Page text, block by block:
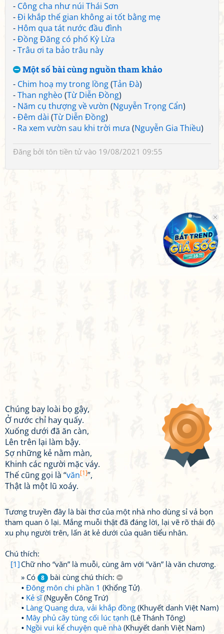
- Công cha như núi Thái Sơn
-Đi khắp thế gian không ai tốt bằng mẹ
- Hôm qua tát nước đầu đình
-Đồng Đăng có phố Kỳ Lừa
-Trâu ơi ta bảo trâu này
Một số bài cùng nguồn tham khảo
- Chim hoạ my trong lồng(Tản Đà)
-Than nghèo (Từ Diễn Đồng)
- Năm cụ thượng về vườn (Nguyễn Trọng Cẩn)
-Đêm dài (Từ Diễn Đồng)
- Ra xem vườn sau khi trời mưa (Nguyễn Gia Thiều)
Đăng bởi tôn tiền tửvào 19/08/2021 09:55
Chúng bay loài bọ gậy,
Ở nước chỉ hay quấy.
Xuống dưới đã ăn càn,
Lên trên lại làm bậy.
Sợ những kẻ nằm màn,
Khinh các người mặc váy.
Thế cũng gọi là “văn[1]”,
Thật là một lũ xoáy.
Tương truyền đây là bài thơ của một nhà nho dùng sỉ vả bọn
tham quan ô lại. Mắng muỗi thật đã đáng lời, lại vẽ rõ thái độ
xu phụ người trên, lấn át kẻ dưới của quân tiểu nhân.
Chú thích:
[1] Chữ nho “văn” là muỗi, cùng âm với “văn” là văn chương.
» Có
8
bài cùng chú thích:
Đông môn chi phần 1 (Khổng Tử)
Kẻ sĩ(Nguyễn Công Trứ)
Làng Quang dưa, vải khắp đồng (Khuyết danh Việt Nam)
Mây phủ cây tùng cối lúc tạnh (Lê Thánh Tông)
Ngồi vui kể chuyện quê nhà (Khuyết danh Việt Nam)